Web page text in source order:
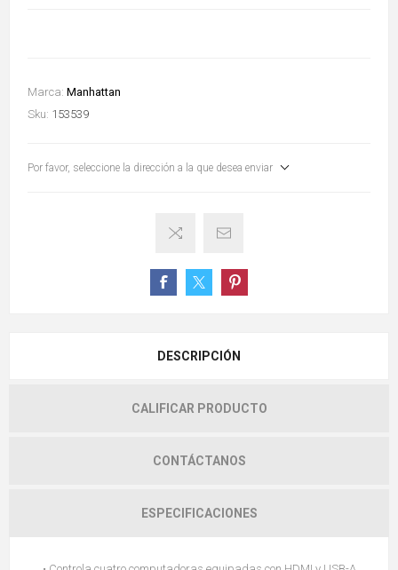
Marca: Manhattan
Sku: 153539
Por favor, seleccione la dirección a la que desea enviar
DESCRIPCIÓN
CALIFICAR PRODUCTO
CONTÁCTANOS
ESPECIFICACIONES